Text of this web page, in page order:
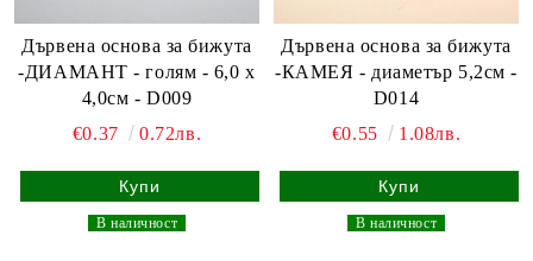
Дървена основа за бижута
-ДИАМАНТ - голям - 6,0 х
4,0см - D009
€0.37
0.72лв.
В наличност
Дървена основа за бижута
-КАМЕЯ - диаметър 5,2см -
D014
€0.55
1.08лв.
В наличност